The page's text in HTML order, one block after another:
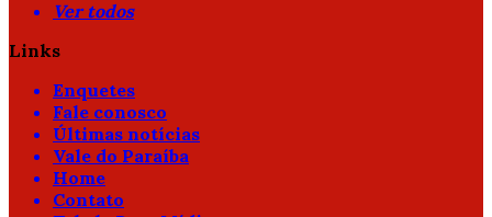
Ver todos
Links
Enquetes
Fale conosco
Últimas notícias
Vale do Paraíba
Home
Contato